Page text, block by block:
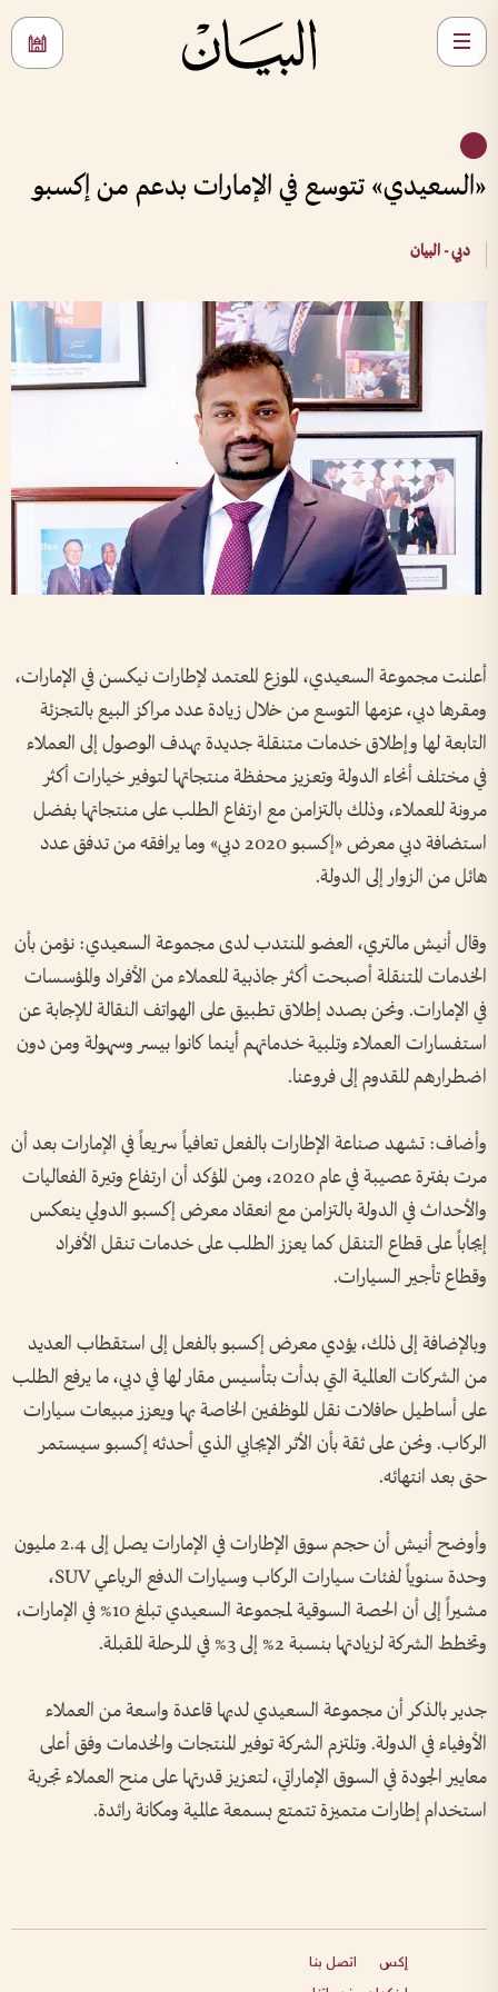
«السعيدي» تتوسع في الإمارات بدعم من إكسبو
دبي - البيان
أعلنت مجموعة السعيدي، الموزع المعتمد لإطارات نيكسن في الإمارات،
ومقرها دبي، عزمها التوسع من خلال زيادة عدد مراكز البيع بالتجزئة
التابعة لها وإطلاق خدمات متنقلة جديدة بهدف الوصول إلى العملاء
في مختلف أنحاء الدولة وتعزيز محفظة منتجاتها لتوفير خيارات أكثر
مرونة للعملاء، وذلك بالتزامن مع ارتفاع الطلب على منتجاتها بفضل
استضافة دبي معرض «إكسبو 2020 دبي» وما يرافقه من تدفق عدد
هائل من الزوار إلى الدولة.
وقال أنيش مالتري، العضو المنتدب لدى مجموعة السعيدي: نؤمن بأن
الخدمات المتنقلة أصبحت أكثر جاذبية للعملاء من الأفراد والمؤسسات
في الإمارات. ونحن بصدد إطلاق تطبيق على الهواتف النقالة للإجابة عن
استفسارات العملاء وتلبية خدماتهم أينما كانوا بيسر وسهولة ومن دون
اضطرارهم للقدوم إلى فروعنا.
وأضاف: تشهد صناعة الإطارات بالفعل تعافياً سريعاً في الإمارات بعد أن
مرت بفترة عصيبة في عام 2020، ومن المؤكد أن ارتفاع وتيرة الفعاليات
والأحداث في الدولة بالتزامن مع انعقاد معرض إكسبو الدولي ينعكس
إيجاباً على قطاع التنقل كما يعزز الطلب على خدمات تنقل الأفراد
وقطاع تأجير السيارات.
وبالإضافة إلى ذلك، يؤدي معرض إكسبو بالفعل إلى استقطاب العديد
من الشركات العالمية التي بدأت بتأسيس مقار لها في دبي، ما يرفع الطلب
على أساطيل حافلات نقل الموظفين الخاصة بها ويعزز مبيعات سيارات
الركاب. ونحن على ثقة بأن الأثر الإيجابي الذي أحدثه إكسبو سيستمر
حتى بعد انتهائه.
وأوضح أنيش أن حجم سوق الإطارات في الإمارات يصل إلى 2.4 مليون
وحدة سنوياً لفئات سيارات الركاب وسيارات الدفع الرباعي SUV،
مشيراً إلى أن الحصة السوقية لمجموعة السعيدي تبلغ 10% في الإمارات،
وتخطط الشركة لزيادتها بنسبة 2% إلى 3% في المرحلة المقبلة.
جدير بالذكر أن مجموعة السعيدي لديها قاعدة واسعة من العملاء
الأوفياء في الدولة. وتلتزم الشركة توفير المنتجات والخدمات وفق أعلى
معايير الجودة في السوق الإماراتي، لتعزيز قدرتها على منح العملاء تجربة
استخدام إطارات متميزة تتمتع بسمعة عالمية ومكانة رائدة.
إكس
اتصل بنا